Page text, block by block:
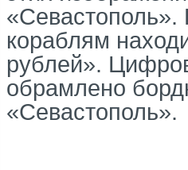
кораблям
рублей».
обрамлено
«Севастополь».